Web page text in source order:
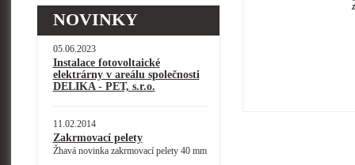
NOVINKY
05.06.2023
Instalace fotovoltaické
elektrárny v areálu společnosti
DELIKA - PET, s.r.o.
11.02.2014
Zakrmovací pelety
Žhavá novinka zakrmovací pelety 40 mm